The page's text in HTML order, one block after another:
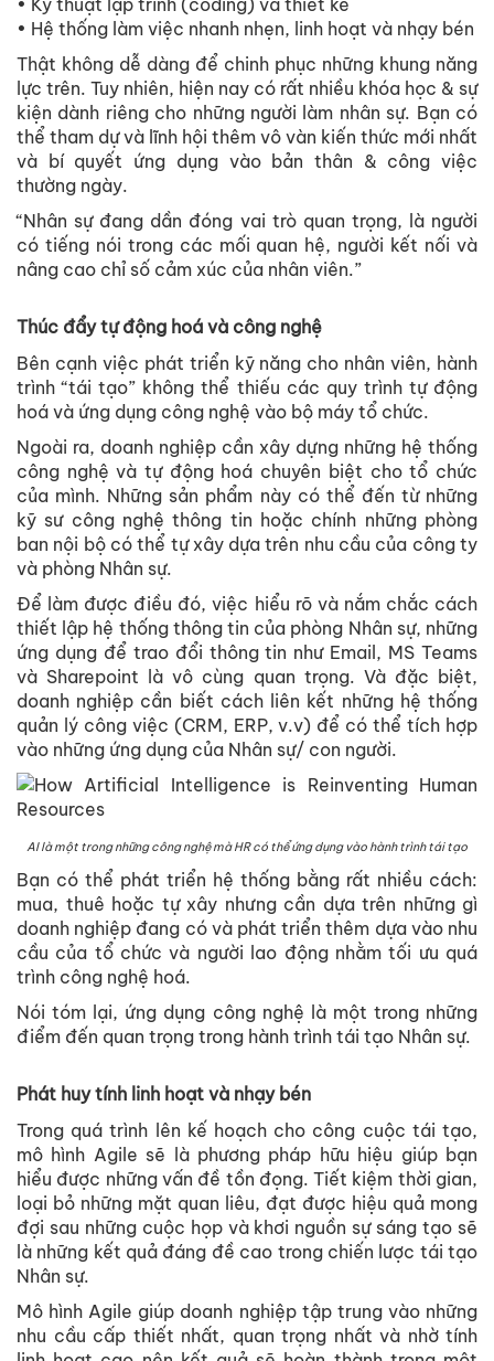
• Kỹ thuật lập trình (coding) và thiết kế
• Hệ thống làm việc nhanh nhẹn, linh hoạt và nhạy bén
Thật không dễ dàng để chinh phục những khung năng
lực trên. Tuy nhiên, hiện nay có rất nhiều khóa học & sự
kiện dành riêng cho những người làm nhân sự. Bạn có
thể tham dự và lĩnh hội thêm vô vàn kiến thức mới nhất
và bí quyết ứng dụng vào bản thân & công việc
thường ngày.
“Nhân sự đang dần đóng vai trò quan trọng, là người
có tiếng nói trong các mối quan hệ, người kết nối và
nâng cao chỉ số cảm xúc của nhân viên.”
Thúc đẩy tự động hoá và công nghệ
Bên cạnh việc phát triển kỹ năng cho nhân viên, hành
trình “tái tạo” không thể thiếu các quy trình tự động
hoá và ứng dụng công nghệ vào bộ máy tổ chức.
Ngoài ra, doanh nghiệp cần xây dựng những hệ thống
công nghệ và tự động hoá chuyên biệt cho tổ chức
của mình. Những sản phẩm này có thể đến từ những
kỹ sư công nghệ thông tin hoặc chính những phòng
ban nội bộ có thể tự xây dựa trên nhu cầu của công ty
và phòng Nhân sự.
Để làm được điều đó, việc hiểu rõ và nắm chắc cách
thiết lập hệ thống thông tin của phòng Nhân sự, những
ứng dụng để trao đổi thông tin như Email, MS Teams
và Sharepoint là vô cùng quan trọng. Và đặc biệt,
doanh nghiệp cần biết cách liên kết những hệ thống
quản lý công việc (CRM, ERP, v.v) để có thể tích hợp
vào những ứng dụng của Nhân sự/ con người.
AI là một trong những công nghệ mà HR có thể ứng dụng vào hành trình tái tạo
Bạn có thể phát triển hệ thống bằng rất nhiều cách:
mua, thuê hoặc tự xây nhưng cần dựa trên những gì
doanh nghiệp đang có và phát triển thêm dựa vào nhu
cầu của tổ chức và người lao động nhằm tối ưu quá
trình công nghệ hoá.
Nói tóm lại, ứng dụng công nghệ là một trong những
điểm đến quan trọng trong hành trình tái tạo Nhân sự.
Phát huy tính linh hoạt và nhạy bén
Trong quá trình lên kế hoạch cho công cuộc tái tạo,
mô hình Agile sẽ là phương pháp hữu hiệu giúp bạn
hiểu được những vấn đề tồn đọng. Tiết kiệm thời gian,
loại bỏ những mặt quan liêu, đạt được hiệu quả mong
đợi sau những cuộc họp và khơi nguồn sự sáng tạo sẽ
là những kết quả đáng đề cao trong chiến lược tái tạo
Nhân sự.
Mô hình Agile giúp doanh nghiệp tập trung vào những
nhu cầu cấp thiết nhất, quan trọng nhất và nhờ tính